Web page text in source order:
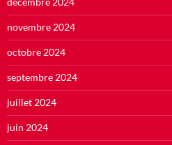
novembre 2024
octobre 2024
septembre 2024
juillet 2024
juin 2024